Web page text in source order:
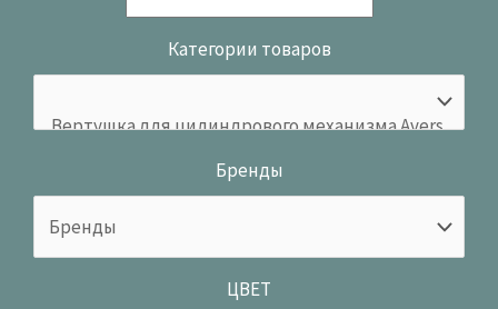
Категории товаров
Бренды
ЦВЕТ